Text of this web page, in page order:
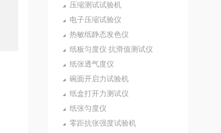
压缩测试试验机
电子压缩试验仪
热敏纸静态发色仪
纸板匀度仪 抗滑值测试仪
纸张透气度仪
碗面开启力试验机
纸盒打开力测试仪
纸张匀度仪
零距抗张强度试验机